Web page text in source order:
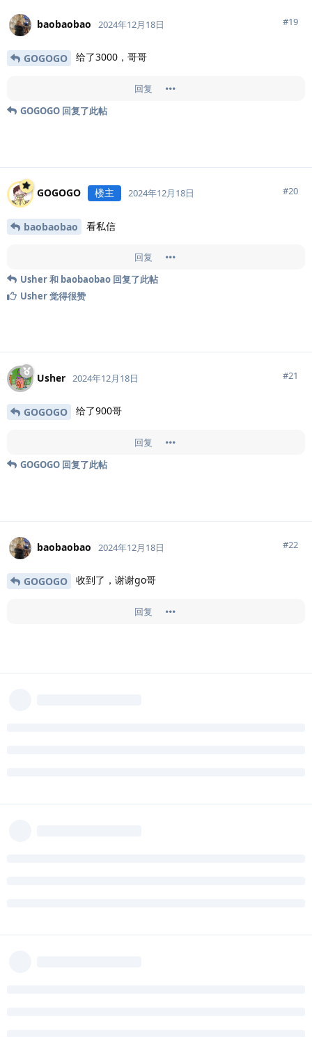
baobaobao 2024年12月18日 #19
GOGOGO 给了3000，哥哥
回复
GOGOGO 回复了此帖
GOGOGO 楼主 2024年12月18日 #20
baobaobao 看私信
回复
Usher和 baobaobao 回复了此帖
Usher觉得很赞
Usher 2024年12月18日 #21
GOGOGO 给了900哥
回复
GOGOGO 回复了此帖
baobaobao 2024年12月18日 #22
GOGOGO 收到了，谢谢go哥
回复